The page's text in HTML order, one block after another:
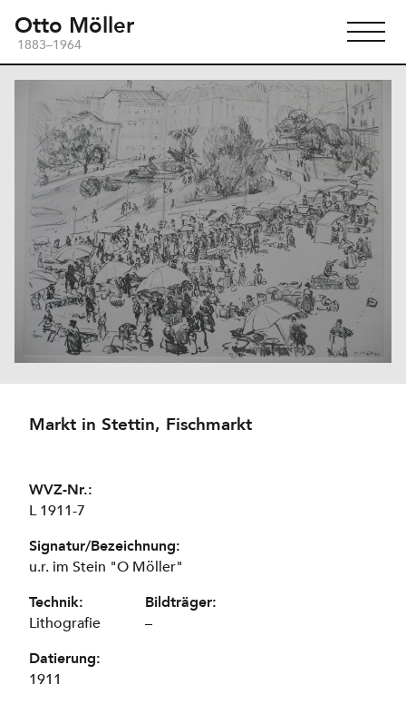
Otto Möller
1883–1964
Markt in Stettin, Fischmarkt
WVZ-Nr.:
L 1911-7
Signatur/Bezeichnung:
u.r. im Stein "O Möller"
Technik:
Lithografie
Bildträger:
–
Datierung:
1911